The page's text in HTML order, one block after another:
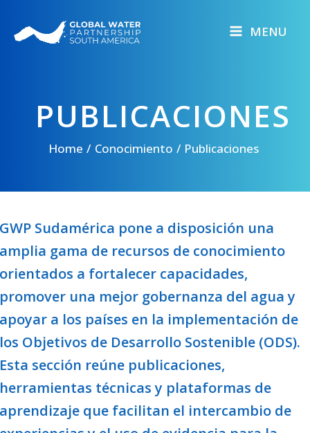
content
MENU
PUBLICACIONES
Home Conocimiento Publicaciones
GWP Sudamérica pone a disposición una
amplia gama de recursos de conocimiento
orientados a fortalecer capacidades,
promover una mejor gobernanza del agua y
apoyar a los países en la implementación de
los Objetivos de Desarrollo Sostenible (ODS).
Esta sección reúne publicaciones,
herramientas técnicas y plataformas de
aprendizaje que facilitan el intercambio de